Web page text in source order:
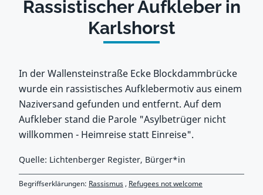
Rassistischer Aufkleber in
Karlshorst
In der Wallensteinstraße Ecke Blockdammbrücke
wurde ein rassistisches Aufklebermotiv aus einem
Naziversand gefunden und entfernt. Auf dem
Aufkleber stand die Parole "Asylbetrüger nicht
willkommen - Heimreise statt Einreise".
Quelle: Lichtenberger Register, Bürger*in
Begriffserklärungen: Rassismus, Refugees not welcome